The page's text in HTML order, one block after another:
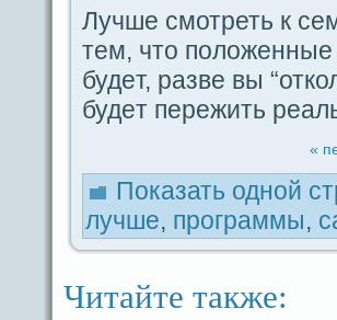
Лучше смотреть к
тем, что
будeт, paзве вы
будeт пережить
«
Показать одной
лучше, прогpaммы,
Читайте также: